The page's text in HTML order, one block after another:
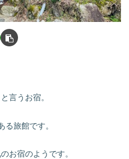
言うお宿。
る旅館です。
お宿のようです。